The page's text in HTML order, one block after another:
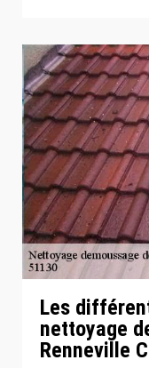
Les
nettoyage
Renneville